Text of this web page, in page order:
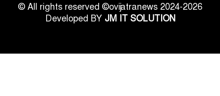
© All rights reserved ©ovijatranews 2024-2026
Developed BY JM IT SOLUTION